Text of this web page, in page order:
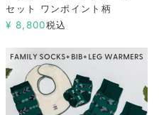
セット ワンポイント柄
¥ 8,800税込